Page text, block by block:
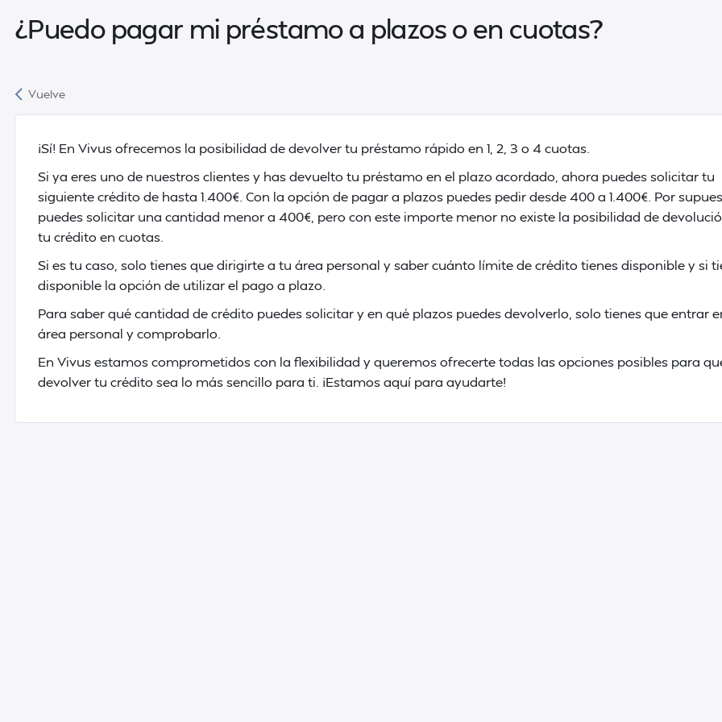
¿Puedo pagar mi préstamo a plazos o en cuotas?
Vuelve
¡Sí! En Vivus ofrecemos la posibilidad de devolver tu préstamo rápido en 1, 2, 3 o 4 cuotas.
Si ya eres uno de nuestros clientes y has devuelto tu préstamo en el plazo acordado, ahora puedes solicitar tu
siguiente crédito de hasta 1.400€. Con la opción de pagar a plazos puedes pedir desde 400 a 1.400€. Por
puedes solicitar una cantidad menor a 400€, pero con este importe menor no existe la posibilidad de
tu crédito en cuotas.
Si es tu caso, solo tienes que dirigirte a tu área personal y saber cuánto límite de crédito tienes disponible y si
disponible la opción de utilizar el pago a plazo.
Para saber qué cantidad de crédito puedes solicitar y en qué plazos puedes devolverlo, solo tienes que entrar
área personal y comprobarlo.
En Vivus estamos comprometidos con la flexibilidad y queremos ofrecerte todas las opciones posibles para
devolver tu crédito sea lo más sencillo para ti. ¡Estamos aquí para ayudarte!